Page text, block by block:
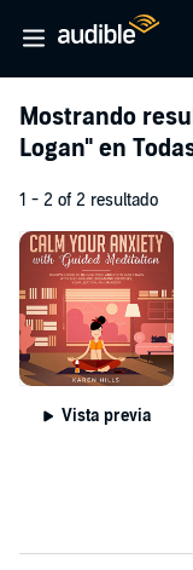
Mostrando
Logan" en
1 - 2 of 2 resultado
Vista previa